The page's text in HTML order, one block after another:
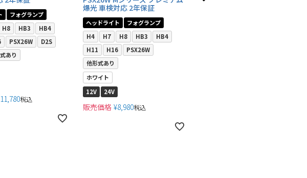
フォグランプ
H8 HB3
HB4
PSX26W
D2S
あり
11,780税込
爆光 車検対応 2年保証
ヘッドライト
フォグランプ
H4
H7 H8 HB3
HB4
H11
H16
PSX26W
他形式あり
ホワイト
12V
24V
販売価格 ¥8,980税込